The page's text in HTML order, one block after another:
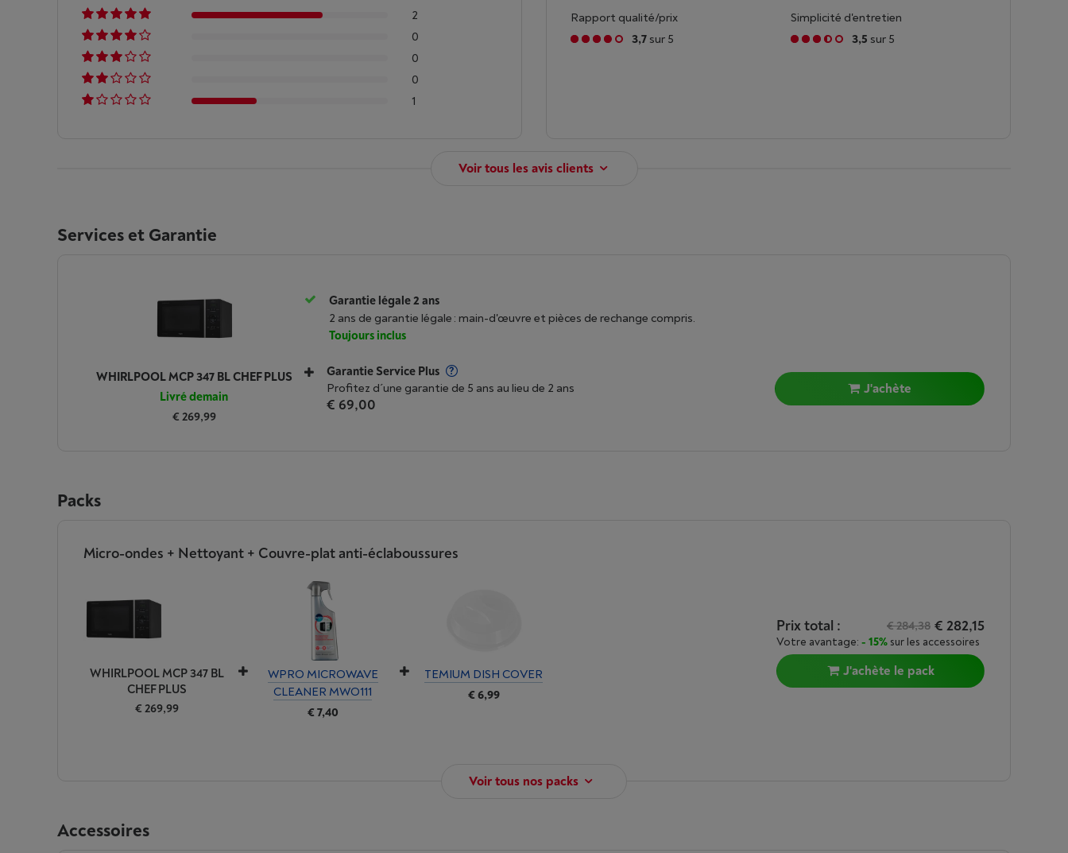
2
0
0
0
1
Rapport qualité/prix
3,7 sur 5
Simplicité d'entretien
3,5 sur 5
Voir tous les avis clients
Services et Garantie
WHIRLPOOL MCP 347 BL CHEF PLUS
Livré demain
€ 269,99
Garantie légale 2 ans
2 ans de garantie légale : main-d'œuvre et pièces de rechange compris.
Toujours inclus
Garantie Service Plus
Profitez d´une garantie de 5 ans au lieu de 2 ans
€ 69,00
J'achète
Packs
Micro-ondes + Nettoyant + Couvre-plat anti-éclaboussures
WHIRLPOOL MCP 347 BL
CHEF PLUS
€ 269,99
WPRO MICROWAVE
CLEANER MWO111
€ 7,40
TEMIUM DISH COVER
€ 6,99
Prix total : € 284,38 € 282,15
Votre avantage: - 15% sur les accessoires
J'achète le pack
Voir tous nos packs
Accessoires